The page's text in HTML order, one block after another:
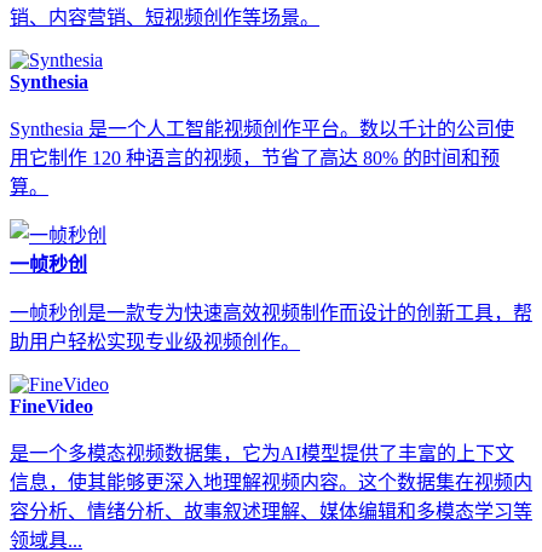
销、内容营销、短视频创作等场景。
Synthesia
Synthesia 是一个人工智能视频创作平台。数以千计的公司使
用它制作 120 种语言的视频，节省了高达 80% 的时间和预
算。
一帧秒创
一帧秒创是一款专为快速高效视频制作而设计的创新工具，帮
助用户轻松实现专业级视频创作。
FineVideo
是一个多模态视频数据集，它为AI模型提供了丰富的上下文
信息，使其能够更深入地理解视频内容。这个数据集在视频内
容分析、情绪分析、故事叙述理解、媒体编辑和多模态学习等
领域具...